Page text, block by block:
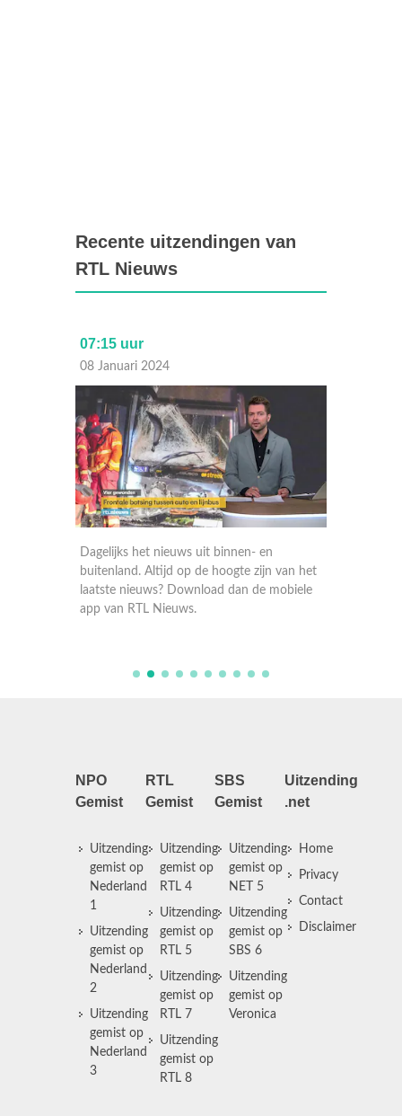
Recente uitzendingen van
RTL Nieuws
07:15 uur
08 Januari 2024
Dagelijks het nieuws uit binnen- en
buitenland. Altijd op de hoogte zijn van het
laatste nieuws? Download dan de mobiele
app van RTL Nieuws.
NPO
Gemist
Uitzending
gemist op
Nederland
1
Uitzending
gemist op
Nederland
2
Uitzending
gemist op
Nederland
3
RTL
Gemist
Uitzending
gemist op
RTL 4
Uitzending
gemist op
RTL 5
Uitzending
gemist op
RTL 7
Uitzending
gemist op
RTL 8
SBS
Gemist
Uitzending
gemist op
NET 5
Uitzending
gemist op
SBS 6
Uitzending
gemist op
Veronica
Uitzending
.net
Home
Privacy
Contact
Disclaimer